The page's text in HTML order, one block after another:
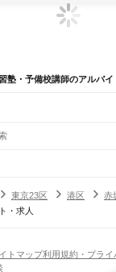
塾・予備校講師のアルバ
恵比寿駅 代々
すべて
スタッフ
東京23区 港区 赤
・求人
トマップ利用規約・プライ